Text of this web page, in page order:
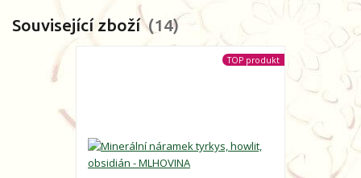
Související zboží 14
TOP produkt